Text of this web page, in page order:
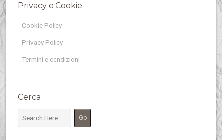
Privacy e Cookie
Cookie Policy
Privacy Policy
Termini e condizioni
Cerca